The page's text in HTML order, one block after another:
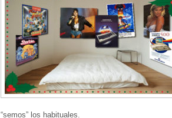
“semos” los habituales.